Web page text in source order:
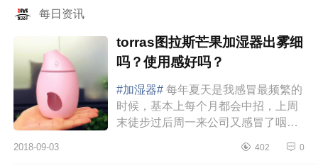
每日资讯
torras图拉斯芒果加湿器出雾细
吗？使用感好吗？
#加湿器# 每年夏天是我感冒最频繁的
时候，基本上每个月都会中招，上周
末徒步过后周一来公司又感冒了咽喉
生，医师让我注意别常用空调，如...
2018-09-03 402 0